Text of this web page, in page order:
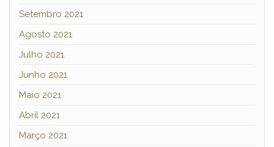
Setembro 2021
Agosto 2021
Julho 2021
Junho 2021
Maio 2021
Abril 2021
Março 2021